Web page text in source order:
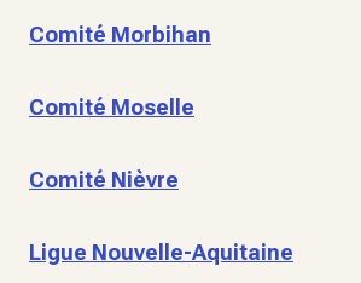
Comité Morbihan
Comité Moselle
Comité Nièvre
Ligue Nouvelle-Aquitaine